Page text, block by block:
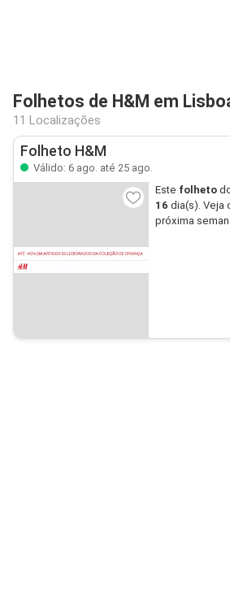
Folhetos de H&M em
11 Localizações
Folheto H&M
Válido: 6 ago. até 25 ago.
Este folheto
16 dia(s). Veja
próxima